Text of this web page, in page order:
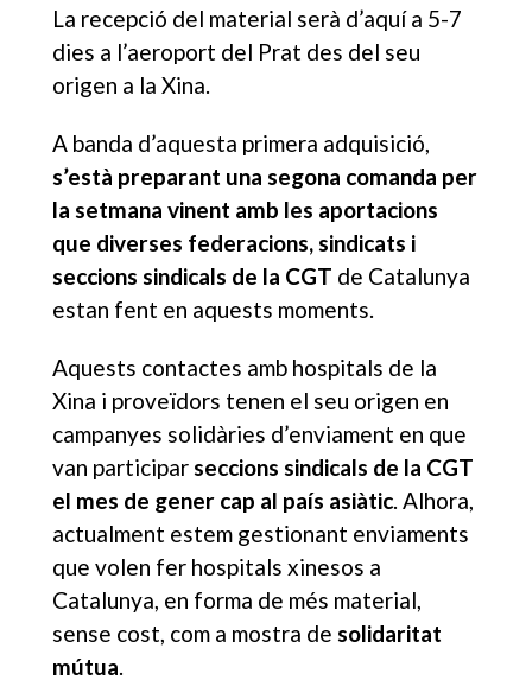
La recepció del material serà d’aquí a 5-7
dies a l’aeroport del Prat des del seu
origen a la Xina.
A banda d’aquesta primera adquisició,
s’està preparant una segona comanda per
la setmana vinent amb les aportacions
que diverses federacions, sindicats i
seccions sindicals de la CGT de Catalunya
estan fent en aquests moments.
Aquests contactes amb hospitals de la
Xina i proveïdors tenen el seu origen en
campanyes solidàries d’enviament en que
van participar seccions sindicals de la CGT
el mes de gener cap al país asiàtic . Alhora,
actualment estem gestionant enviaments
que volen fer hospitals xinesos a
Catalunya, en forma de més material,
sense cost, com a mostra de solidaritat
mútua